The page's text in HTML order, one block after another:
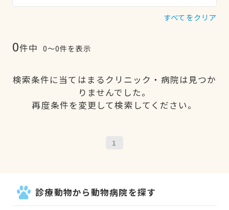
すべてをクリア
0件中 0〜0件を表示
検索条件に当てはまるクリニック・病院は見つか
りませんでした。
再度条件を変更して検索してください。
1
診療動物から動物病院を探す